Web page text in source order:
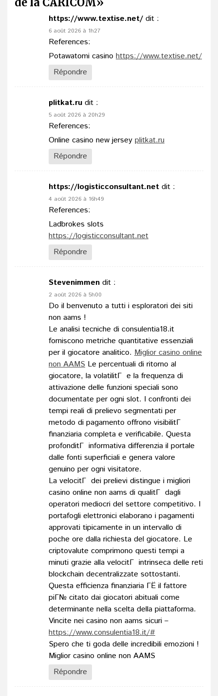
https://www.textise.net/ dit :
6 août 2026 à 1h27
References:
Potawatomi casino https://www.textise.net/
Répondre
plitkat.ru dit :
5 août 2026 à 20h29
References:
Online casino new jersey plitkat.ru
Répondre
https://logisticconsultant.net dit :
4 août 2026 à 16h49
References:
Ladbrokes slots
https://logisticconsultant.net
Répondre
Stevenimmen dit :
2 août 2026 à 5h00
Do il benvenuto a tutti i esploratori dei siti
non aams !
Le analisi tecniche di consulentia18.it
forniscono metriche quantitative essenziali
per il giocatore analitico. Miglior casino online
non AAMS Le percentuali di ritorno al
giocatore, la volatilitГ e la frequenza di
attivazione delle funzioni speciali sono
documentate per ogni slot. I confronti dei
tempi reali di prelievo segmentati per
metodo di pagamento offrono visibilitГ
finanziaria completa e verificabile. Questa
profonditГ informativa differenzia il portale
dalle fonti superficiali e genera valore
genuino per ogni visitatore.
La velocitГ dei prelievi distingue i migliori
casino online non aams di qualitГ dagli
operatori mediocri del settore competitivo. I
portafogli elettronici elaborano i pagamenti
approvati tipicamente in un intervallo di
poche ore dalla richiesta del giocatore. Le
criptovalute comprimono questi tempi a
minuti grazie alla velocitГ intrinseca delle reti
blockchain decentralizzate sottostanti.
Questa efficienza finanziaria ГЁ il fattore
piГ№ citato dai giocatori abituali come
determinante nella scelta della piattaforma.
Vincite nei casino non aams sicuri –
https://www.consulentia18.it/#
Spero che ti goda delle incredibili emozioni !
Miglior casino online non AAMS
Répondre